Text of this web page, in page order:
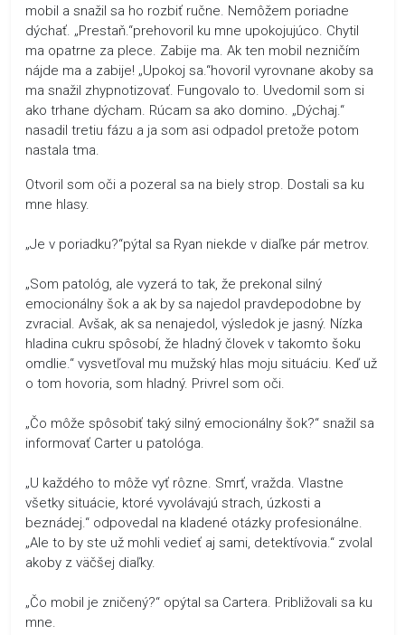
mobil a snažil sa ho rozbiť ručne. Nemôžem poriadne
dýchať. „Prestaň.“prehovoril ku mne upokojujúco. Chytil
ma opatrne za plece. Zabije ma. Ak ten mobil nezničím
nájde ma a zabije! „Upokoj sa.“hovoril vyrovnane akoby sa
ma snažil zhypnotizovať. Fungovalo to. Uvedomil som si
ako trhane dýcham. Rúcam sa ako domino. „Dýchaj.“
nasadil tretiu fázu a ja som asi odpadol pretože potom
nastala tma.
Otvoril som oči a pozeral sa na biely strop. Dostali sa ku
mne hlasy.
„Je v poriadku?“pýtal sa Ryan niekde v diaľke pár metrov.
„Som patológ, ale vyzerá to tak, že prekonal silný
emocionálny šok a ak by sa najedol pravdepodobne by
zvracial. Avšak, ak sa nenajedol, výsledok je jasný. Nízka
hladina cukru spôsobí, že hladný človek v takomto šoku
omdlie.“ vysvetľoval mu mužský hlas moju situáciu. Keď už
o tom hovoria, som hladný. Privrel som oči.
„Čo môže spôsobiť taký silný emocionálny šok?“ snažil sa
informovať Carter u patológa.
„U každého to môže vyť rôzne. Smrť, vražda. Vlastne
všetky situácie, ktoré vyvolávajú strach, úzkosti a
beznádej.“ odpovedal na kladené otázky profesionálne.
„Ale to by ste už mohli vedieť aj sami, detektívovia.“ zvolal
akoby z väčšej diaľky.
„Čo mobil je zničený?“ opýtal sa Cartera. Približovali sa ku
mne.